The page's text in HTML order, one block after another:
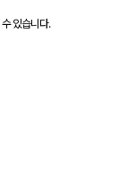
있습니다.